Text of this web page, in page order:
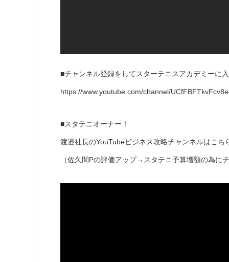
■チャンネル登録をしてスターテニスアカデミーに入
https://www.youtube.com/channel/
■スタテニオーナー！
渡邉社長のYouTubeビジネス攻略チャンネルはこち
（佐久間Pの評価アップ→スタテニ予算増額の為に